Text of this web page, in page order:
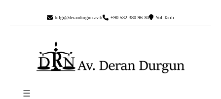
bilgi@derandurgun.av.tr +90 532 380 96 30 Yol Tarifi
☰